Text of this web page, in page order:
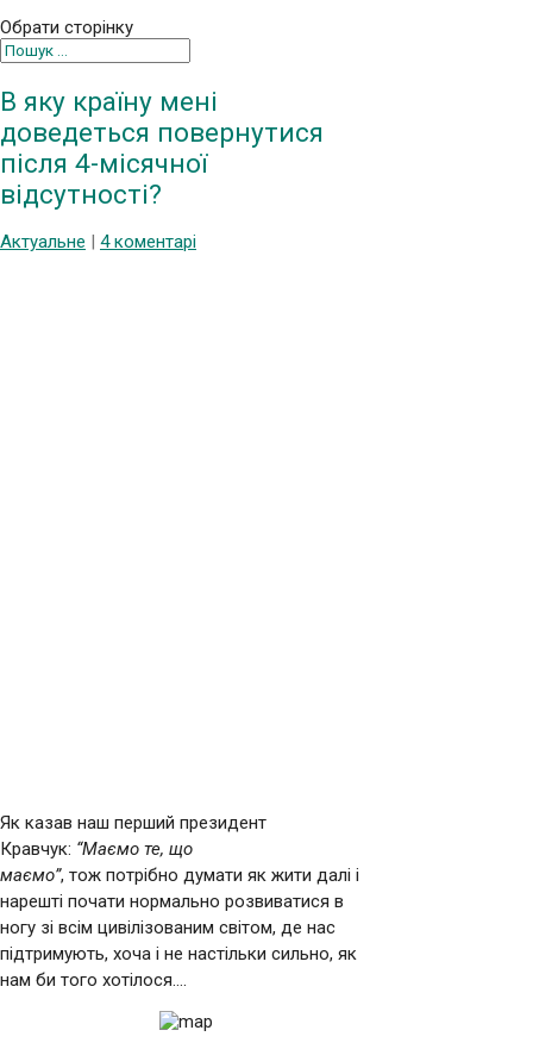
Обрати сторінку
В яку країну мені
доведеться повернутися
після 4-місячної
відсутності?
Актуальне 4 коментарі
Як казав наш перший президент
Кравчук: “Маємо те, що
маємо”, тож потрібно думати як жити далі і
нарешті почати нормально розвиватися в
ногу зі всім цивілізованим світом, де нас
підтримують, хоча і не настільки сильно, як
нам би того хотілося….